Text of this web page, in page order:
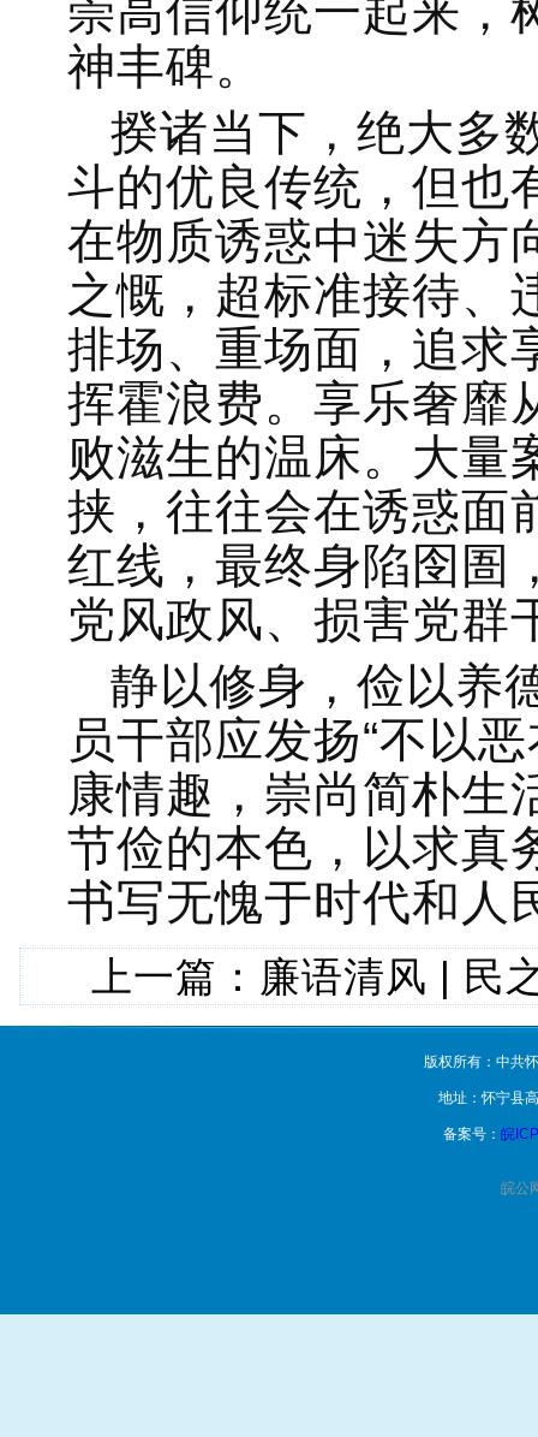
崇高信仰统一起来，
神丰碑。
揆诸当下，绝大多
斗的优良传统，但也
在物质诱惑中迷失方
之慨，超标准接待、
排场、重场面，追求
挥霍浪费。享乐奢靡
败滋生的温床。大量
挟，往往会在诱惑面
红线，最终身陷囹圄
党风政风、损害党群
静以修身，俭以养
员干部应发扬“不以
康情趣，崇尚简朴生
节俭的本色，以求真
书写无愧于时代和人
上一篇： 廉语清风 | 民
版权所有：中共
地址：怀宁县
备案号： 皖
皖公